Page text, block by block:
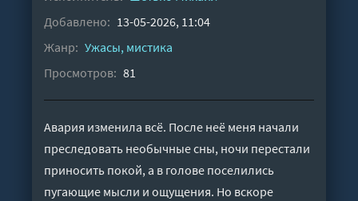
Добавлено: 13-05-2026, 11:04
Жанр: Ужасы, мистика
Просмотров: 81
Авария изменила всё. После неё меня начали
преследовать необычные сны, ночи перестали
приносить покой, а в голове поселились
пугающие мысли и ощущения. Но вскоре